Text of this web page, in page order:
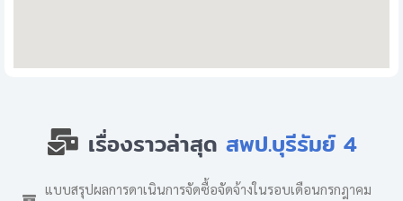
เรื่องราวล่าสุด สพป.บุรีรัมย์ 4
แบบสรุปผลการดาเนินการจัดซื้อจัดจ้างในรอบเดือนกรกฎาคม